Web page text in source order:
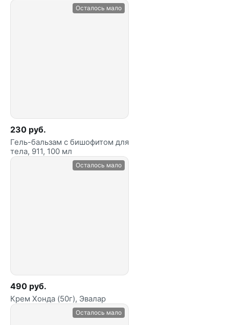
Осталось мало
230 руб.
Гель-бальзам с бишофитом для
тела, 911, 100 мл
Осталось мало
490 руб.
Крем Хонда (50г), Эвалар
Осталось мало